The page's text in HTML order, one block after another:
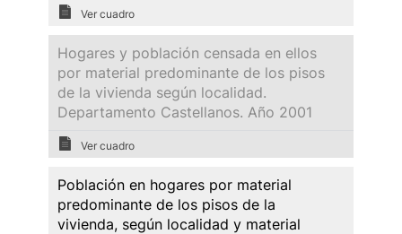
Ver cuadro
Hogares y población censada en ellos
por material predominante de los pisos
de la vivienda según localidad.
Departamento Castellanos. Año 2001
Ver cuadro
Población en hogares por material
predominante de los pisos de la
vivienda, según localidad y material